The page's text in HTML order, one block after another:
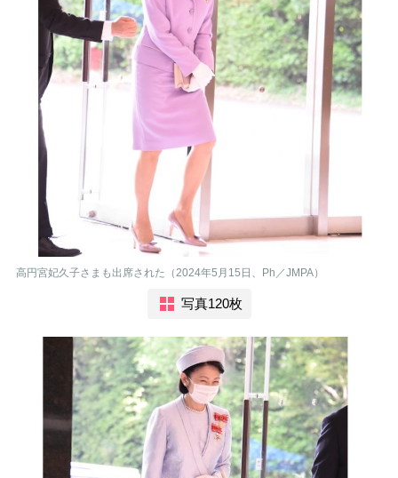
高円宮妃久子さまも出席された（2024年5月15日、Ph／JMPA）
写真120枚